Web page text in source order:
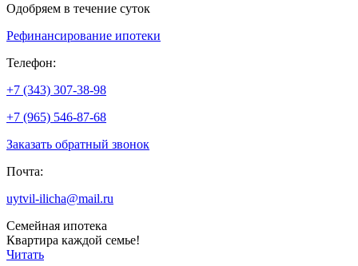
Одобряем в течение суток
Рефинансирование ипотеки
Телефон:
+7 (343) 307-38-98
+7 (965) 546-87-68
Заказать обратный звонок
Почта:
uytvil-ilicha@mail.ru
Семейная ипотека
Квартира каждой семье!
Читать